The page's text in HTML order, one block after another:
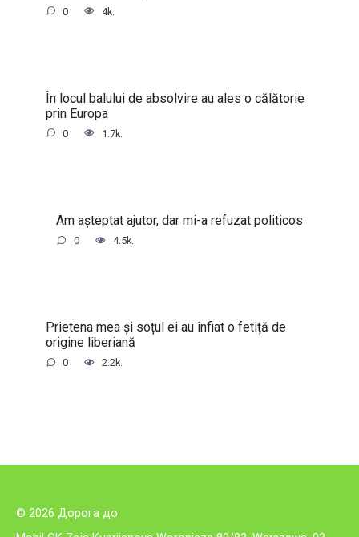
0 4k.
În locul balului de absolvire au ales o călătorie
prin Europa
0 1.7k.
Am așteptat ajutor, dar mi-a refuzat politicos
0 4.5k.
Prietena mea și soțul ei au înfiat o fetiță de
origine liberiană
0 2.2k.
© 2026 Дорога до